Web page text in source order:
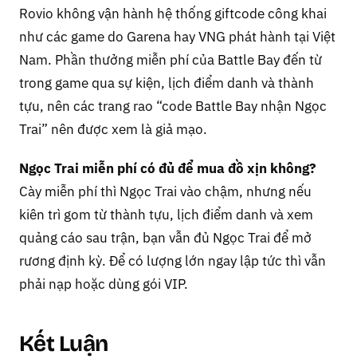
Rovio không vận hành hệ thống giftcode công khai
như các game do Garena hay VNG phát hành tại Việt
Nam. Phần thưởng miễn phí của Battle Bay đến từ
trong game qua sự kiện, lịch điểm danh và thành
tựu, nên các trang rao “code Battle Bay nhận Ngọc
Trai” nên được xem là giả mạo.
Ngọc Trai miễn phí có đủ để mua đồ xịn không?
Cày miễn phí thì Ngọc Trai vào chậm, nhưng nếu
kiên trì gom từ thành tựu, lịch điểm danh và xem
quảng cáo sau trận, bạn vẫn đủ Ngọc Trai để mở
rương định kỳ. Để có lượng lớn ngay lập tức thì vẫn
phải nạp hoặc dùng gói VIP.
Kết Luận